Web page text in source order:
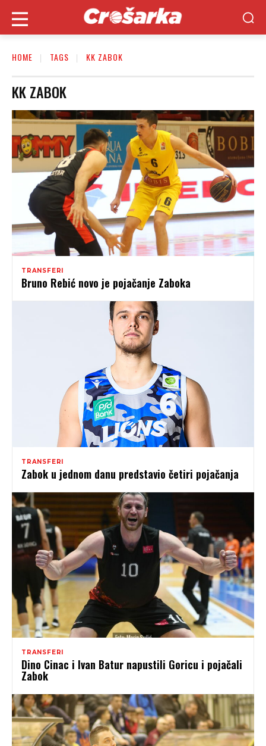
HOME TAGS KK ZABOK
KK ZABOK
TRANSFERI
Bruno Rebić novo je pojačanje Zaboka
TRANSFERI
Zabok u jednom danu predstavio četiri pojačanja
TRANSFERI
Dino Cinac i Ivan Batur napustili Goricu i pojačali
Zabok